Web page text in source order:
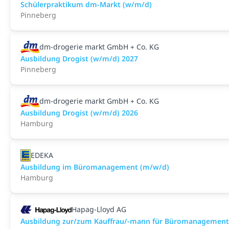
Schülerpraktikum dm-Markt (w/m/d)
Pinneberg
dm-drogerie markt GmbH + Co. KG
Ausbildung Drogist (w/m/d) 2027
Pinneberg
dm-drogerie markt GmbH + Co. KG
Ausbildung Drogist (w/m/d) 2026
Hamburg
EDEKA
Ausbildung im Büromanagement (m/w/d)
Hamburg
Hapag-Lloyd AG
Ausbildung zur/zum Kauffrau/-mann für